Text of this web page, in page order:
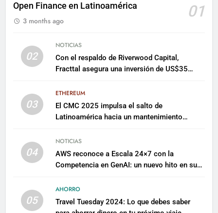
Open Finance en Latinoamérica
01
3 months ago
02
NOTICIAS
Con el respaldo de Riverwood Capital,
Fracttal asegura una inversión de US$35
03
ETHEREUM
El CMC 2025 impulsa el salto de
Latinoamérica hacia un mantenimiento
04
NOTICIAS
AWS reconoce a Escala 24×7 con la
Competencia en GenAI: un nuevo hito en su
05
AHORRO
Travel Tuesday 2024: Lo que debes saber